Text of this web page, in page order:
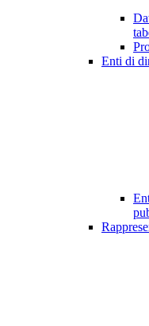
Enti di